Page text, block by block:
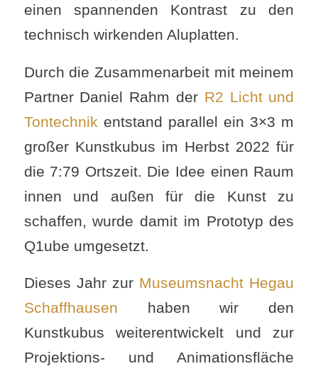
einen spannenden Kontrast zu den
technisch wirkenden Aluplatten.
Durch die Zusammenarbeit mit meinem
Partner Daniel Rahm der R2 Licht und
Tontechnik entstand parallel ein 3×3 m
großer Kunstkubus im Herbst 2022 für
die 7:79 Ortszeit. Die Idee einen Raum
innen und außen für die Kunst zu
schaffen, wurde damit im Prototyp des
Q1ube umgesetzt.
Dieses Jahr zur Museumsnacht Hegau
Schaffhausen haben wir den
Kunstkubus weiterentwickelt und zur
Projektions- und Animationsfläche